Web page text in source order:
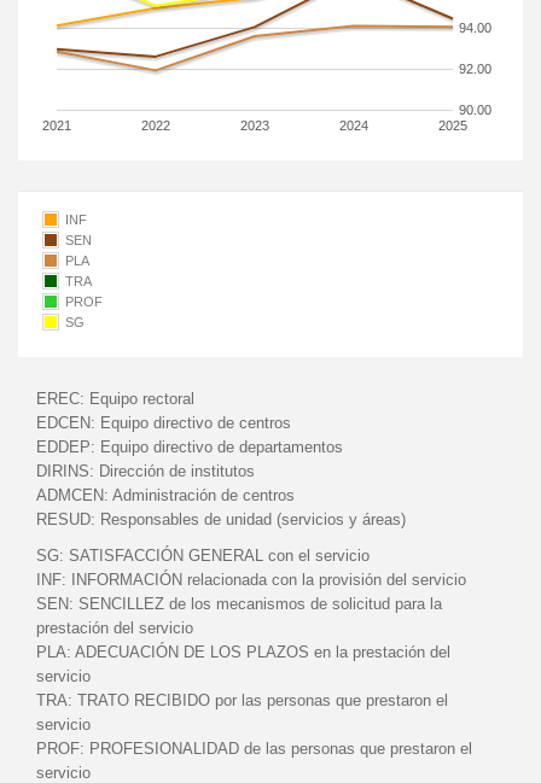
2021 2022 2023 2024 2025
90.00
92.00
94.00
INF
SEN
PLA
TRA
PROF
SG
EREC: Equipo rectoral
EDCEN: Equipo directivo de centros
EDDEP: Equipo directivo de departamentos
DIRINS: Dirección de institutos
ADMCEN: Administración de centros
RESUD: Responsables de unidad (servicios y áreas)
SG: SATISFACCIÓN GENERAL con el servicio
INF:
INFORMACIÓN relacionada con la provisión del servicio
SEN: SENCILLEZ de los mecanismos de solicitud para la
prestación del servicio
PLA: ADECUACIÓN DE LOS PLAZOS en la prestación del
servicio
TRA: TRATO RECIBIDO por las personas que prestaron el
servicio
PROF: PROFESIONALIDAD de las personas que prestaron el
servicio